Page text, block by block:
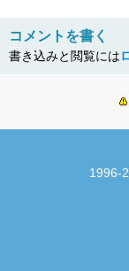
コメントを書く
書き込みと閲覧には
1996-